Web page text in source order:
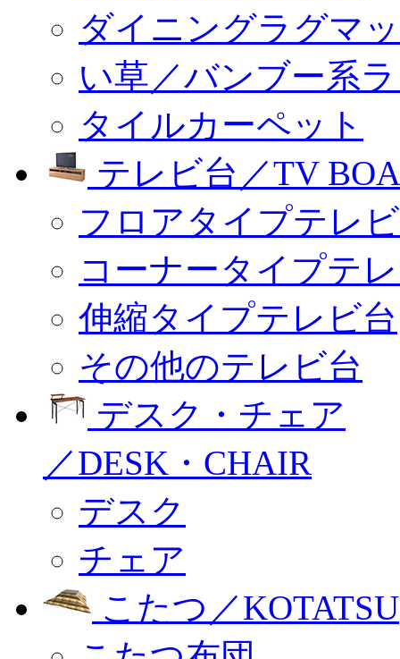
ダイニングラグマ
い草／バンブー系
タイルカーペット
テレビ台／TV
フロアタイプテレ
コーナータイプテ
伸縮タイプテレビ台
その他のテレビ台
デスク・チェア
／DESK・CHAIR
デスク
チェア
こたつ／KOTATSU